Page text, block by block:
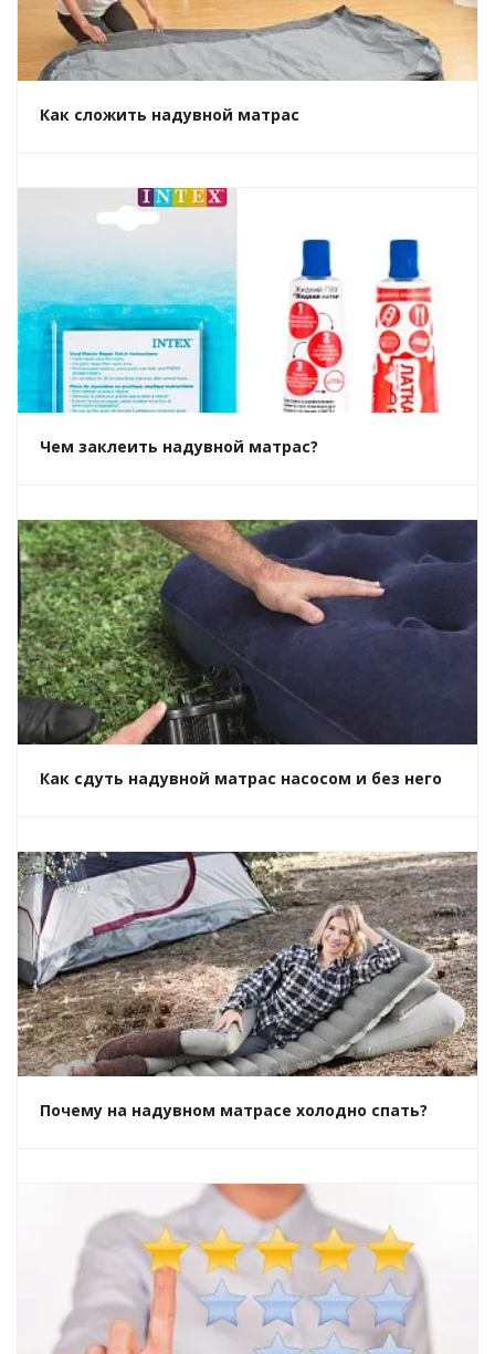
Как сложить надувной матрас
Чем заклеить надувной матрас?
Как сдуть надувной матрас насосом и без него
Почему на надувном матрасе холодно спать?